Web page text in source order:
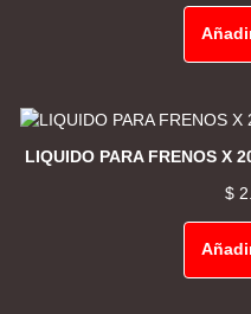
LIQUIDO PARA FRENOS X
$